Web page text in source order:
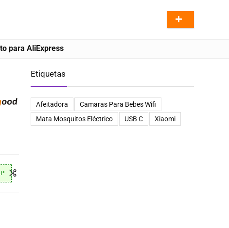
para AliExpress
Etiquetas
Afeitadora
Camaras Para Bebes Wifi
Mata Mosquitos Eléctrico
USB C Xiaomi